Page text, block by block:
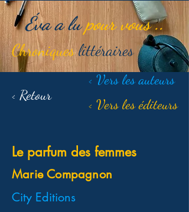
Éva a lupour vous ..
Chroniqueslittéraires
< Retour
< Vers les auteurs
< Vers les éditeurs
Le parfum des femmes
Marie Compagnon
City Editions